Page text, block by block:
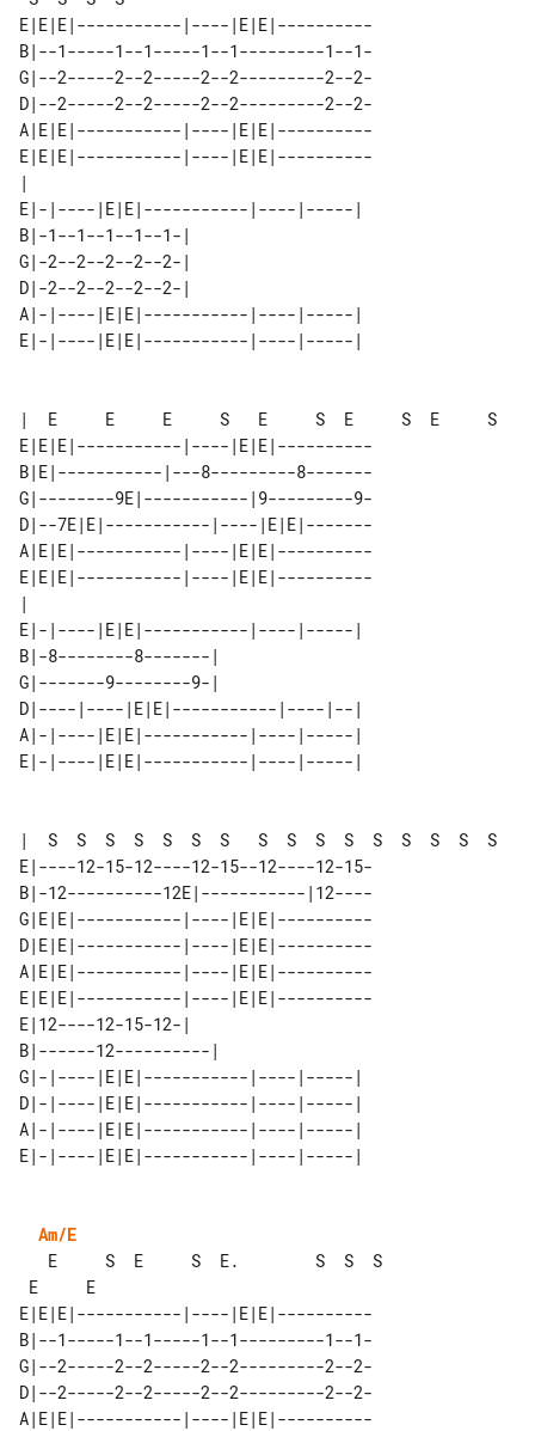
E|E|E|-----------|----|E|E|----------
B|--1-----1--1-----1--1---------1--1-
G|--2-----2--2-----2--2---------2--2-
D|--2-----2--2-----2--2---------2--2-
A|E|E|-----------|----|E|E|----------
E|E|E|-----------|----|E|E|----------
|
E|-|----|E|E|-----------|----|-----|
B|-1--1--1--1--1-|
G|-2--2--2--2--2-|
D|-2--2--2--2--2-|
A|-|----|E|E|-----------|----|-----|
E|-|----|E|E|-----------|----|-----|
|  E     E     E     S   E     S  E     S  E     S
E|E|E|-----------|----|E|E|----------
B|E|-----------|---8---------8-------
G|--------9E|-----------|9---------9-
D|--7E|E|-----------|----|E|E|-------
A|E|E|-----------|----|E|E|----------
E|E|E|-----------|----|E|E|----------
|
E|-|----|E|E|-----------|----|-----|
B|-8--------8-------|
G|-------9--------9-|
D|----|----|E|E|-----------|----|--|
A|-|----|E|E|-----------|----|-----|
E|-|----|E|E|-----------|----|-----|
|  S  S  S  S  S  S  S   S  S  S  S  S  S  S  S  S
E|----12-15-12----12-15--12----12-15-
B|-12----------12E|-----------|12----
G|E|E|-----------|----|E|E|----------
D|E|E|-----------|----|E|E|----------
A|E|E|-----------|----|E|E|----------
E|E|E|-----------|----|E|E|----------
E|12----12-15-12-|
B|------12----------|
G|-|----|E|E|-----------|----|-----|
D|-|----|E|E|-----------|----|-----|
A|-|----|E|E|-----------|----|-----|
Am/E
E|E|E|-----------|----|E|E|----------
B|--1-----1--1-----1--1---------1--1-
G|--2-----2--2-----2--2---------2--2-
D|--2-----2--2-----2--2---------2--2-
A|E|E|-----------|----|E|E|----------